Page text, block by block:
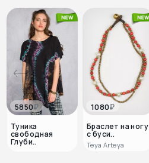
5850₽
Туника
свободная
Глуби..
1080₽
Браслет на ногу
с буси..
Teya Arteya